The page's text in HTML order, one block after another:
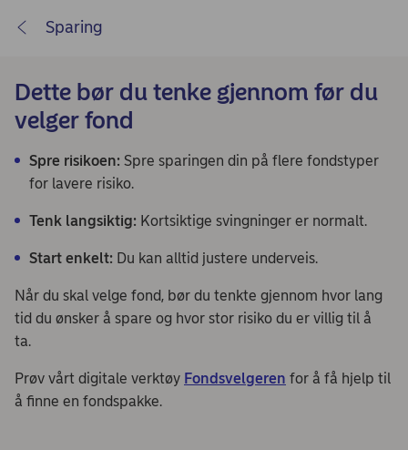
Sparing
Dette bør du tenke gjennom før du
velger fond
Spre risikoen: Spre sparingen din på flere fondstyper
for lavere risiko.
Tenk langsiktig: Kortsiktige svingninger er normalt.
Start enkelt: Du kan alltid justere underveis.
Når du skal velge fond, bør du tenkte gjennom hvor lang
tid du ønsker å spare og hvor stor risiko du er villig til å
ta.
Prøv vårt digitale verktøy Fondsvelgeren for å få hjelp til
å finne en fondspakke.